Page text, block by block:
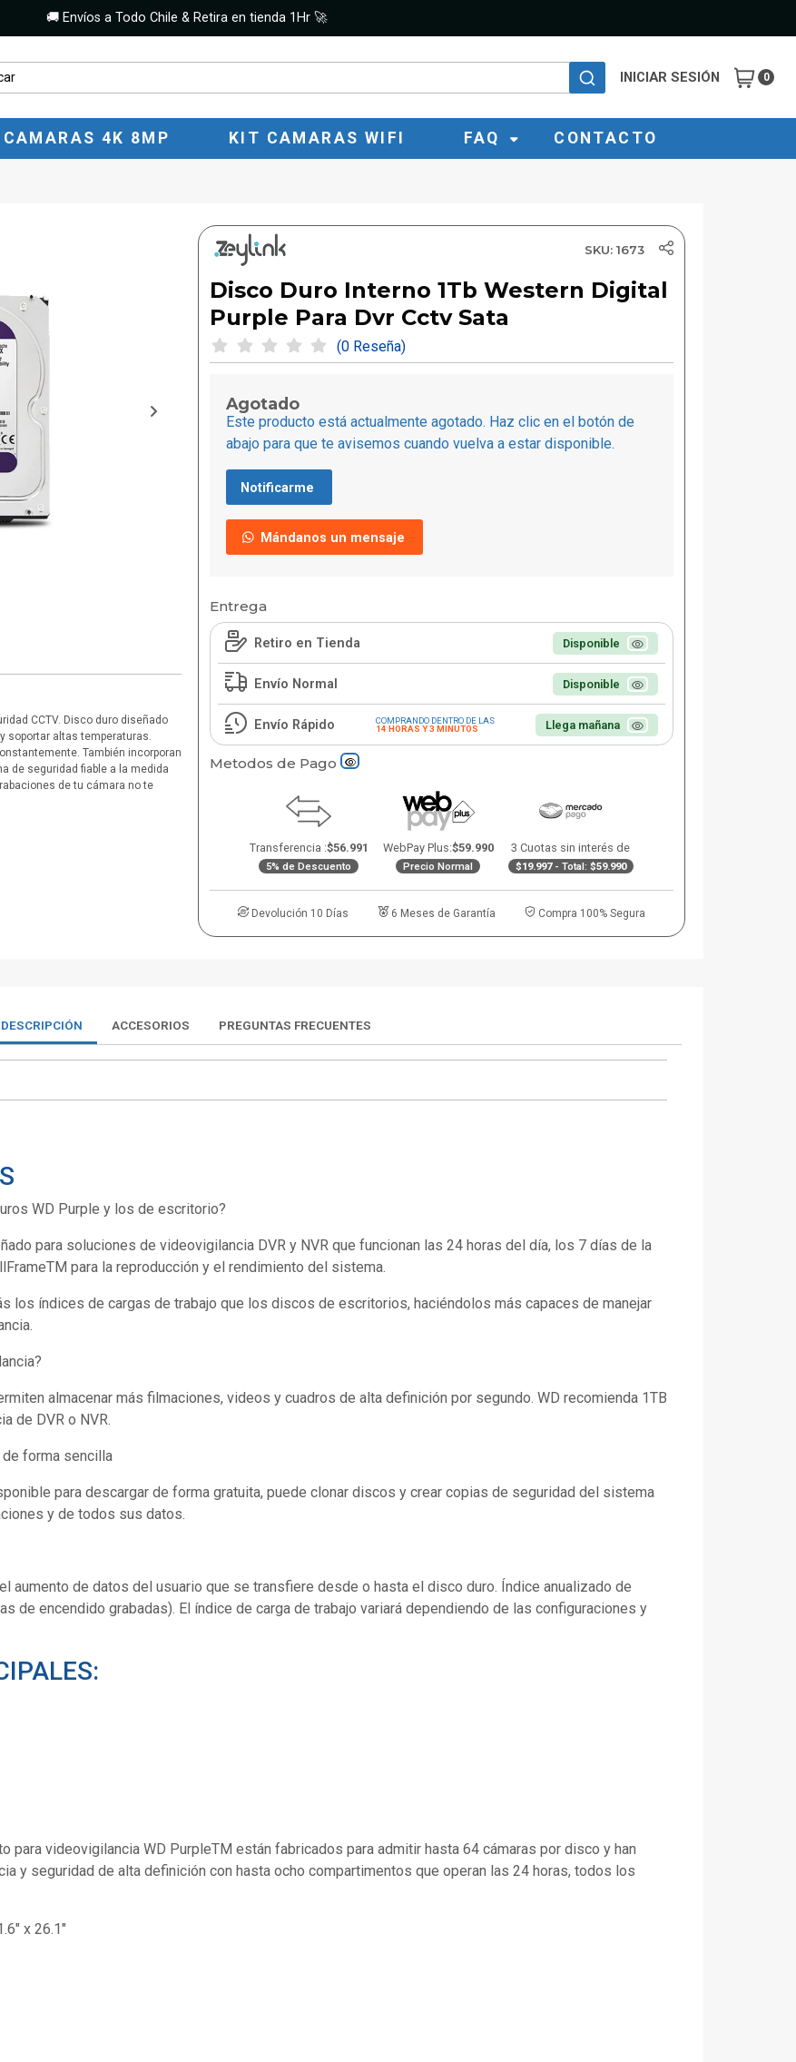
🚚 Envíos a Todo Chile & Retira en tienda 1Hr 🚀
INICIAR SESIÓN 0
CAMARAS 4K 8MP KIT CAMARAS WIFI FAQ CONTACTO
CCTV. Disco duro diseñado
soportar altas temperaturas.
También incorporan
de seguridad fiable a la medida
de tu cámara no te
SKU: 1673
Disco Duro Interno 1Tb Western Digital
Purple Para Dvr Cctv Sata
(0 Reseña)
Agotado
Este producto está actualmente agotado. Haz clic en el botón de
abajo para que te avisemos cuando vuelva a estar disponible.
Notificarme
Mándanos un mensaje
Entrega
Retiro en Tienda Disponible
Envío Normal Disponible
Envío Rápido
COMPRANDO DENTRO DE LAS
14 HORAS Y 3 MINUTOS
Llega mañana
Metodos de Pago
Transferencia :$56.991
5% de Descuento
WebPay Plus:$59.990
Precio Normal
3 Cuotas sin interés de
$19.997- Total: $59.990
Devolución 10 Días 6 Meses de Garantía Compra 100% Segura
DESCRIPCIÓN ACCESORIOS PREGUNTAS FRECUENTES
WD Purple y los de escritorio?
para soluciones de videovigilancia DVR y NVR que funcionan las 24 horas del día, los 7 días de la
para la reproducción y el rendimiento del sistema.
los índices de cargas de trabajo que los discos de escritorios, haciéndolos más capaces de manejar
almacenar más filmaciones, videos y cuadros de alta definición por segundo. WD recomienda 1TB
de DVR o NVR.
forma sencilla
para descargar de forma gratuita, puede clonar discos y crear copias de seguridad del sistema
y de todos sus datos.
aumento de datos del usuario que se transfiere desde o hasta el disco duro. Índice anualizado de
de encendido grabadas). El índice de carga de trabajo variará dependiendo de las configuraciones y
para videovigilancia WD PurpleTM están fabricados para admitir hasta 64 cámaras por disco y han
y seguridad de alta definición con hasta ocho compartimentos que operan las 24 horas, todos los
x 26.1"